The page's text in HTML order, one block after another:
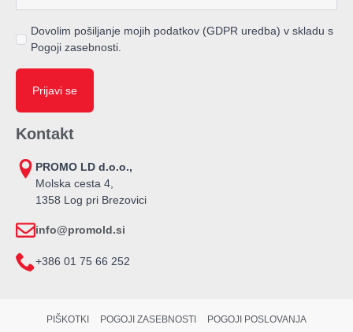
Dovolim pošiljanje mojih podatkov (GDPR uredba) v skladu s
Pogoji zasebnosti.
Prijavi se
Kontakt
PROMO LD d.o.o.,
Molska cesta 4,
1358 Log pri Brezovici
info@promold.si
+386 01 75 66 252
PIŠKOTKI POGOJI ZASEBNOSTI POGOJI POSLOVANJA